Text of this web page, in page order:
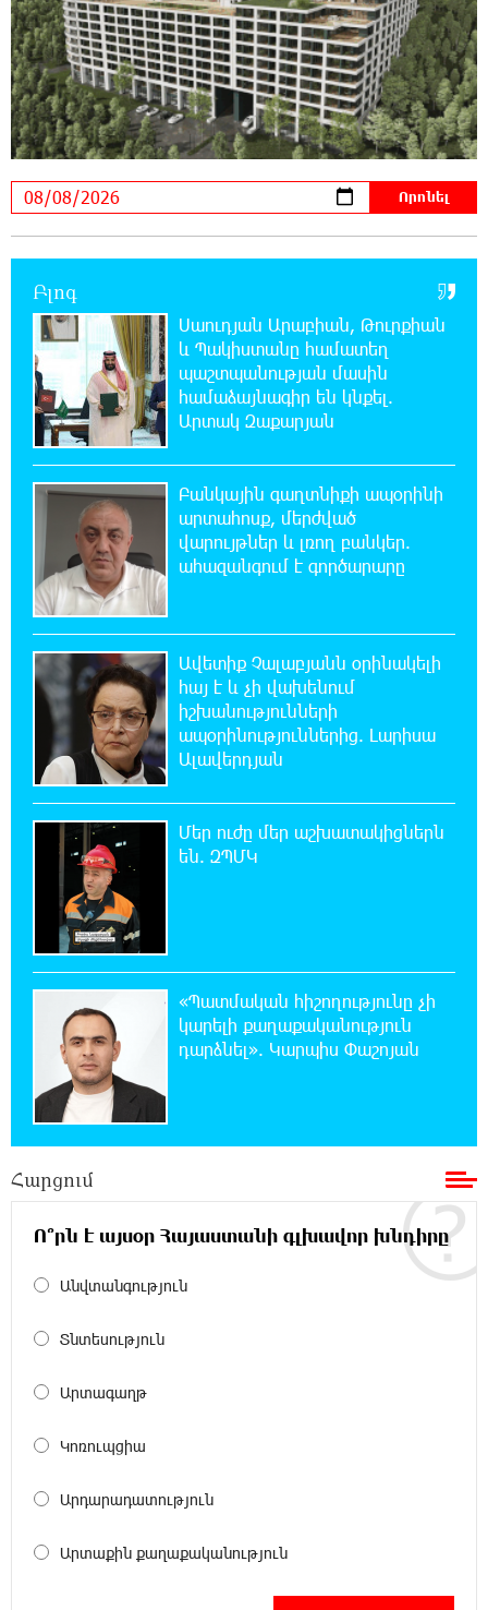
Երգչուհի Բեյոնսեն ​​4 դատական հայց է
ներկայացրել Թուրքիայում
23:41:24 7-08-2026
Երևանյան լճում իրականացվել են մաքրման
աշխատանքներ
Էտնա հրաբուխը
Պայթյուն՝ Իրանում․ հաղորդվում է զոհերի
ու վիրավորների մասին
22:40:18 7-08-2026
«Ռեալը» հայտարարել է Դիոմանդեի
տրանսֆերի մասին
22:21:15 7-08-2026
Վանաձորում բшխվել են «Jeep Cherokee»-ն և
«Toyota Camry»-ն
22:03:58 7-08-2026
օգտագործել Starlink-ը Ռուսաստանի դեմ
հարվшծները կառավարելու համար
21:45:44 7-08-2026
Երևանում և մարզերում էլեկտրաէներգիայի
21:26:16 7-08-2026
ինքնասպան լինել
21:08:37 7-08-2026
զարգանա Հայաստանի տնտեսությունը ու
հետո գնա ԵՄ. Արշակ Կարապետյան
21:07:27 7-08-2026
Կաթողիկոսի նկատմամբ իրականացվող
իշխանության հետևանք է. Հանրային Դաշինք
20:59:50 7-08-2026
անվերջանալի պայքարում տուժում է միայն
Փրկարարները հայտանաբերել են մոլորված
ԼՀԿ-ն պահանջում է դադարեցնել Գարեգին
Բլոգ
Սաուդյան Արաբիան, Թուրքիան
և Պակիստանը համատեղ
պաշտպանության մասին
համաձայնագիր են կնքել.
Արտակ Զաքարյան
Բանկային գաղտնիքի ապօրինի
արտահոսք, մերժված
վարույթներ և լռող բանկեր.
ահազանգում է գործարարը
Ավետիք Չալաբյանն օրինակելի
հայ է և չի վախենում
իշխանությունների
ապօրինություններից. Լարիսա
Ալավերդյան
Մեր ուժը մեր աշխատակիցներն
են. ԶՊՄԿ
«Պատմական հիշողությունը չի
կարելի քաղաքականություն
դարձնել». Կարպիս Փաշոյան
Հարցում
Ո՞րն է այսօր Հայաստանի գլխավոր խնդիրը
Անվտանգություն
Տնտեսություն
Արտագաղթ
Կոռուպցիա
Արդարադատություն
Արտաքին քաղաքականություն